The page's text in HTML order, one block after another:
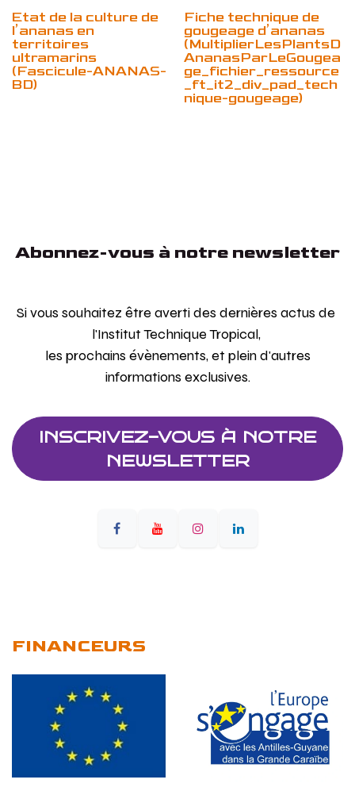
Etat de la culture de
l’ananas en
territoires
ultramarins
(Fascicule-ANANAS-
BD)
Fiche technique de
gougeage d’ananas
(MultiplierLesPlantsD
AnanasParLeGougea
ge_fichier_ressource
_ft_it2_div_pad_tech
nique-gougeage)
Abonnez-vous à notre newsletter
Si vous souhaitez être averti des dernières actus de
l'Institut Technique Tropical,
les prochains évènements, et plein d'autres
informations exclusives.
INSCRIVEZ-VOUS À NOTRE
NEWSLETTER
FINANCEURS